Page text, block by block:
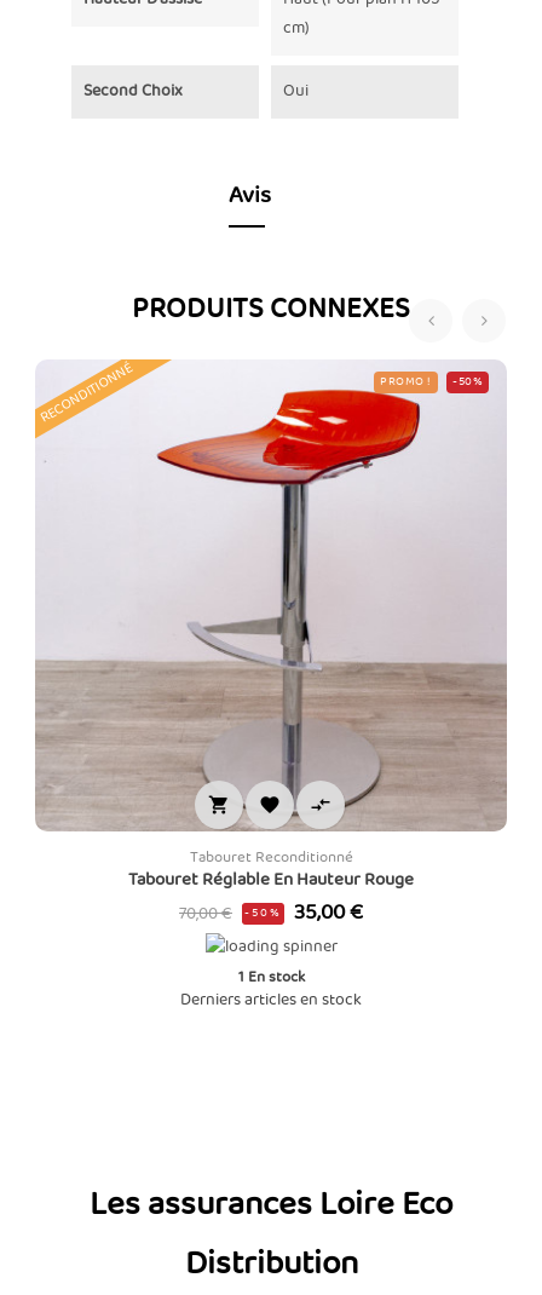
cm)
Second Choix Oui
Avis
PRODUITS CONNEXES
RECONDITIONNÉ PROMO ! -50%
  
Tabouret Reconditionné
Tabouret Réglable En Hauteur Rouge
Prix
70,00 € -50% Prix
35,00 €
1 En stock
Derniers articles en stock
‹ ›
Les assurances Loire Eco
Distribution